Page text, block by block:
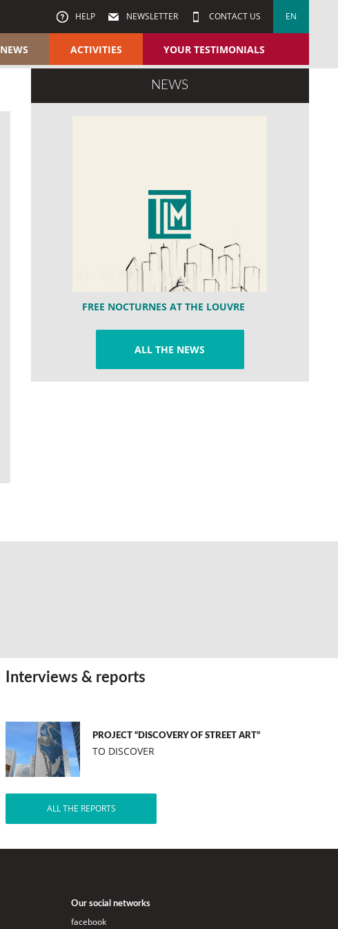
HELP NEWSLETTER CONTACT US EN
NEWS ACTIVITIES YOUR TESTIMONIALS
NEWS
FREE NOCTURNES AT THE LOUVRE
ALL THE NEWS
Interviews & reports
PROJECT “DISCOVERY OF STREET ART”
TO DISCOVER
ALL THE REPORTS
Our social networks
facebook